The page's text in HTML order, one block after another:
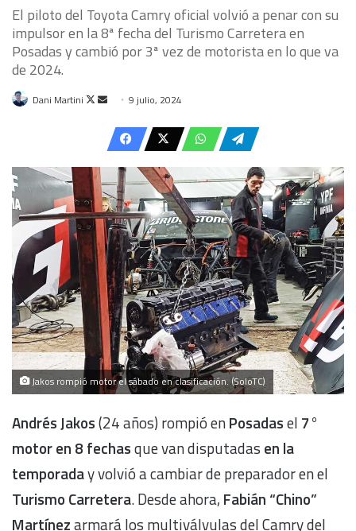
El piloto del Toyota Camry oficial volvió a penar con su
impulsor en la 8ª fecha del Turismo Carretera en
Posadas y cambió por 3ª vez de motorista en lo que va
de 2024.
Dani Martini
Follow
Send
email
9 julio, 2024
Jakos rompió motor el sábado en clasificación. (SoloTC)
Andrés Jakos(24 años) rompió enPosadasel 7°
motoren 8 fechasque van disputadas en la
temporaday volvió a cambiar de preparador en el
Turismo Carretera. Desde ahora, Fabián “Chino”
Martínezarmará los multiválvulas del Camry del